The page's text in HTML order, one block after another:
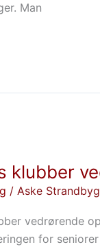
Man
klubber
/ Aske
vedrørende
for